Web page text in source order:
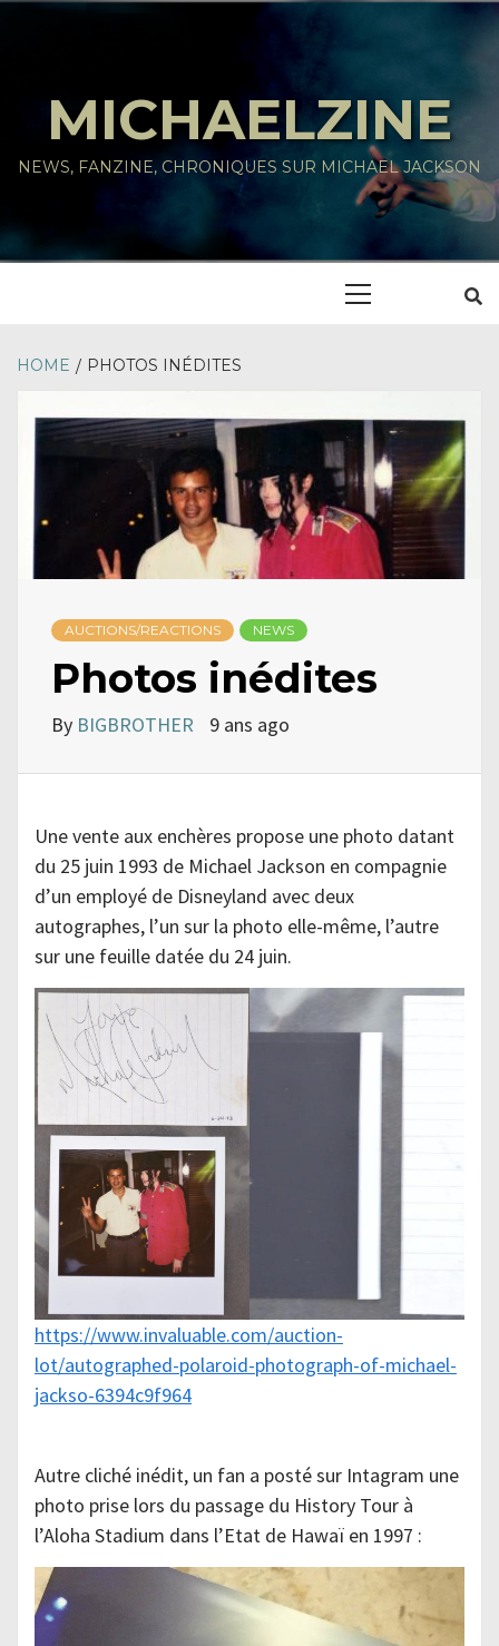
MICHAELZINE
NEWS, FANZINE, CHRONIQUES SUR MICHAEL JACKSON
HOME PHOTOS INÉDITES
AUCTIONS/REACTIONS NEWS
Photos inédites
By BIGBROTHER 9 ans ago
Une vente aux enchères propose une photo datant
du 25 juin 1993 de Michael Jackson en compagnie
d’un employé de Disneyland avec deux
autographes, l’un sur la photo elle-même, l’autre
sur une feuille datée du 24 juin.
https://www.invaluable.com/auction-
lot/autographed-polaroid-photograph-of-michael-
jackso-6394c9f964
Autre cliché inédit, un fan a posté sur Intagram une
photo prise lors du passage du History Tour à
l’Aloha Stadium dans l’Etat de Hawaï en 1997 :